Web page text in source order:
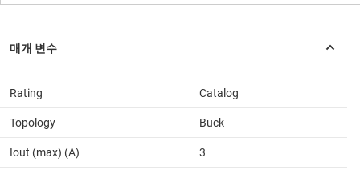
Rating Catalog
Topology Buck
Iout (max) (A) 3